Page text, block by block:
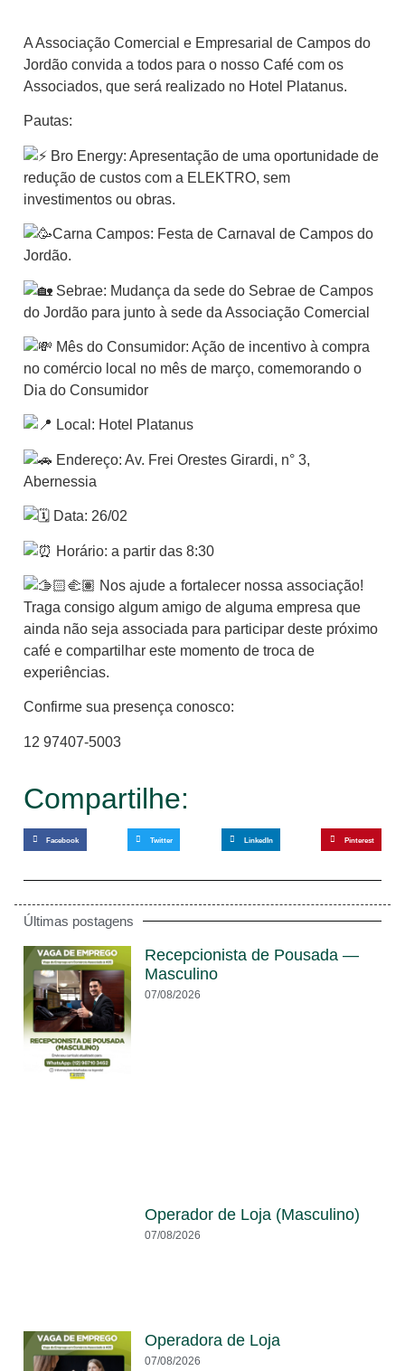
A Associação Comercial e Empresarial de Campos do
Jordão convida a todos para o nosso Café com os
Associados, que será realizado no Hotel Platanus.
Pautas:
Bro Energy: Apresentação de uma oportunidade de
redução de custos com a ELEKTRO, sem
investimentos ou obras.
Carna Campos: Festa de Carnaval de Campos do
Jordão.
Sebrae: Mudança da sede do Sebrae de Campos
do Jordão para junto à sede da Associação Comercial
Mês do Consumidor: Ação de incentivo à compra
no comércio local no mês de março, comemorando o
Dia do Consumidor
Local: Hotel Platanus
Endereço: Av. Frei Orestes Girardi, n° 3,
Abernessia
Data: 26/02
Horário: a partir das 8:30
Nos ajude a fortalecer nossa associação!
Traga consigo algum amigo de alguma empresa que
ainda não seja associada para participar deste próximo
café e compartilhar este momento de troca de
experiências.
Confirme sua presença conosco:
12 97407-5003
Compartilhe:
Facebook Twitter LinkedIn Pinterest
Últimas postagens
Recepcionista de Pousada —
Masculino
07/08/2026
Operador de Loja (Masculino)
07/08/2026
Operadora de Loja
07/08/2026